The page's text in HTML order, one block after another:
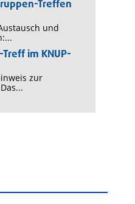
Treffen
und
im KNUP-
zur